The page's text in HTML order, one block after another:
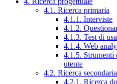
4.1. Ricerca primaria
4.1.1. Interviste
4.1.2.
4.1.3. Test di
4.1.4. Web
4.1.5. Strumenti
utente
4.2. Ricerca secondaria
4.2.1. Ricerca